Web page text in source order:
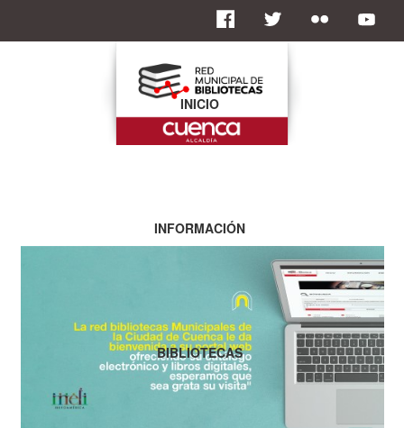
INICIO
INFORMACIÓN
BIBLIOTECAS